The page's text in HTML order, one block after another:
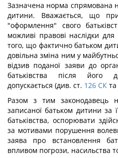
Зазначена норма спрямована
дитини. Вважається, що
"оформлення" свого
можливі правові наслідки
того, що фактично батьком
довільна зміна ним у
відзив поданої заяви до
батьківства після його
допускається (див. ст. 126 СК
Разом з тим законодавець
записаної батьком дитини за
батьківства, оспорювати
за мотивами порушення
заява про встановлення
впливом погрози, насильства